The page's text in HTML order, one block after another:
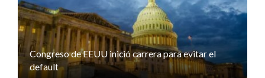
Congreso de EEUU inició carrera para evitar el
default